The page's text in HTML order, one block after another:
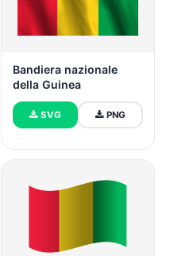
Bandiera nazionale
della Guinea
SVG PNG